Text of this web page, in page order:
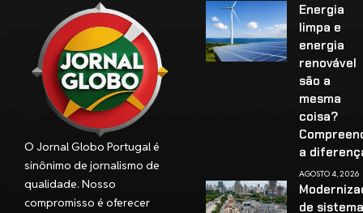
O Jornal Globo Portugal é
sinônimo de jornalismo de
qualidade. Nosso
compromisso é oferecer
Energia
limpa e
energia
renovável
são a
mesma
coisa?
a
AGOSTO 4, 2026
de